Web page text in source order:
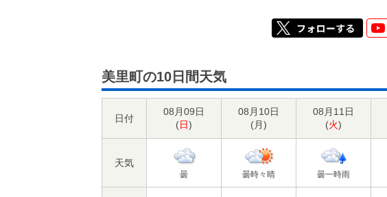
美里町の10日間天気
日付
08月09日
(日)
08月10日
(月)
08月11日
(火)
天気
曇 曇時々晴 曇一時雨